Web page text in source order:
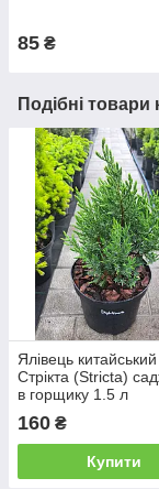
85 ₴
Подібні товари
Ялівець китайський
Стрікта (Stricta)
в горщику 1.5 л
160 ₴
Купити